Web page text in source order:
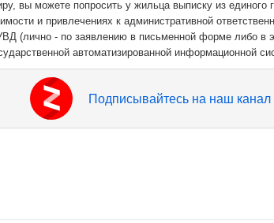
вы можете попросить у жильца выписку из единого
и привлечениях к административной
(лично - по заявлению в письменной форме либо в
автоматизированной информационной
Подписывайтесь на наш канал